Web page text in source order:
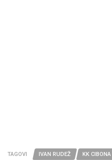
TAGOVI IVAN RUDEŽ KK CIBONA